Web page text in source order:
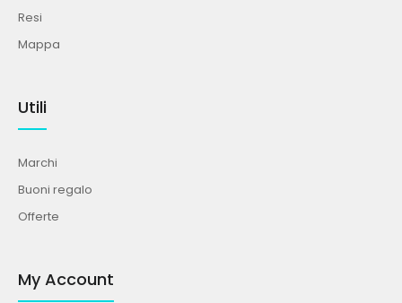
Resi
Mappa
Utili
Marchi
Buoni regalo
Offerte
My Account